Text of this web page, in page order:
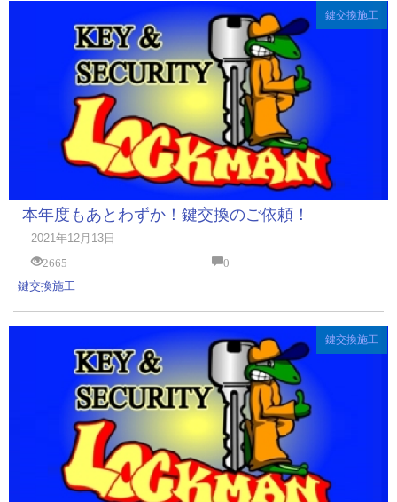
鍵交換施工
本年度もあとわずか！鍵交換のご依頼！
2021年12月13日
2665
0
鍵交換施工
鍵交換施工